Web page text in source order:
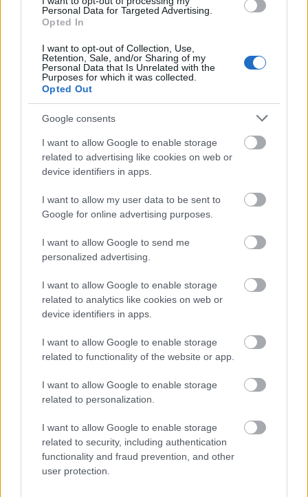
Personal Data for Targeted Advertising.
Opted In
I want to opt-out of Collection, Use,
Retention, Sale, and/or Sharing of my
Personal Data that Is Unrelated with the
Purposes for which it was collected.
Opted Out
Google consents
I want to allow Google to enable storage
related to advertising like cookies on web or
device identifiers in apps.
I want to allow my user data to be sent to
Google for online advertising purposes.
I want to allow Google to send me
personalized advertising.
I want to allow Google to enable storage
related to analytics like cookies on web or
device identifiers in apps.
I want to allow Google to enable storage
related to functionality of the website or app.
I want to allow Google to enable storage
related to personalization.
I want to allow Google to enable storage
related to security, including authentication
functionality and fraud prevention, and other
user protection.
• ai proprietati pe numele tau
Vezi și
10 lucruri pe care mama miresei nu
trebuie sa le uite
Ce să știi despre implantul de păr
realizat la Dr. Felix Hair Implant în
București: preț și alte detalii
15 semne clare ca trebuie sa va
despartiti
Contractul poate fi considerat nul daca una dintre
parti "a uitat" sa mentioneze un bun pe care il are
in proprietate.
Contractul prenuptial este o optiune din ce in ce
acum va iubiti si sunteti siguri ca veti fi impreuna
pentru tot restul vietii, nimeni nu poate sa prevada
viitorul. Poate veti decide la un moment dat ca nu
mai vreti sa continuati si contractul prenuptial este
o optiune cat se poate de inteligenta.
Sursa foto: weddingturkey4you.com
Urmatorul articol